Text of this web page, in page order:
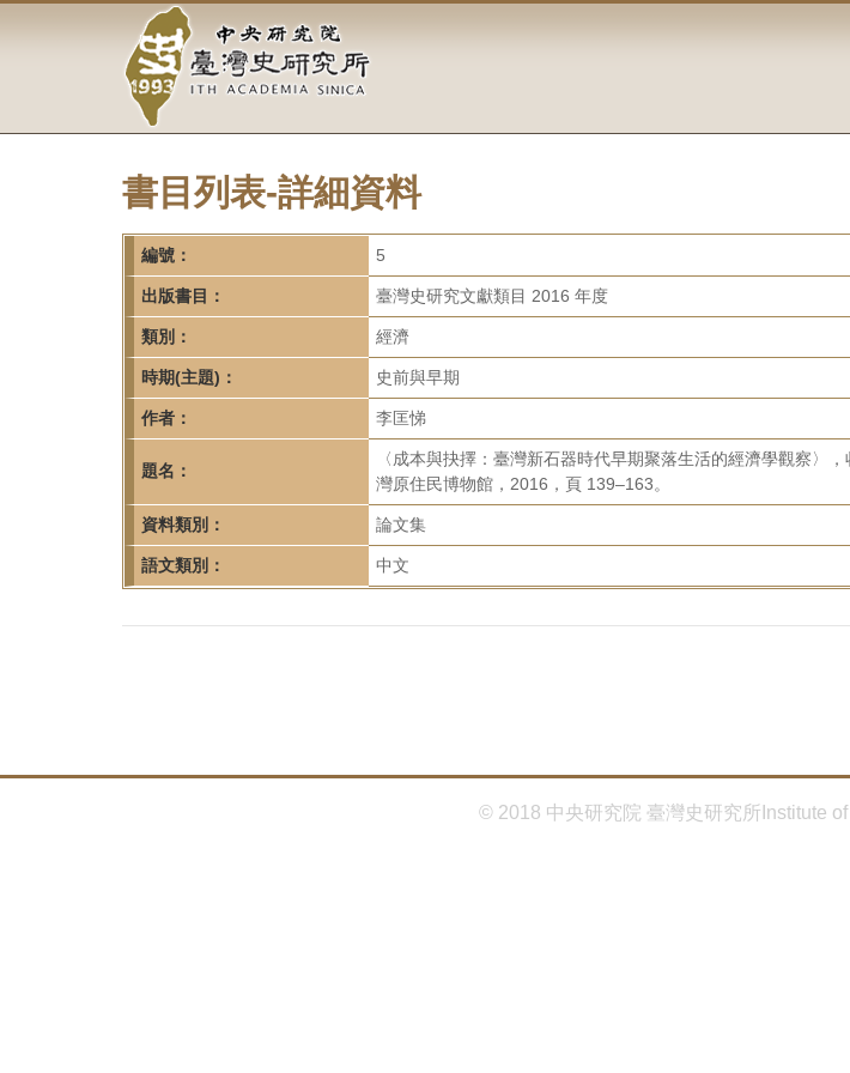
容
中
央
研
究
院-
臺
灣
史
研
究
所-
首
頁
書目列表-詳細資料
編號： 5
出版書目： 臺灣史研究文獻類目 2016 年度
類別： 經濟
時期(主題)： 史前與早期
作者： 李匡悌
題名：
〈成本與抉擇：臺灣新石器時代早期聚落生活的經濟學觀察〉
灣原住民博物館，2016，頁 139–163。
資料類別： 論文集
語文類別： 中文
© 2018 中央研究院 臺灣史研究所Institute